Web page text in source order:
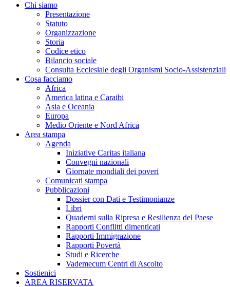
Chi siamo
Presentazione
Statuto
Organizzazione
Storia
Codice etico
Bilancio sociale
Consulta Ecclesiale degli Organismi Socio-Assistenziali
Cosa facciamo
Africa
America latina e Caraibi
Asia e Oceania
Europa
Medio Oriente e Nord Africa
Area stampa
Agenda
Iniziative Caritas italiana
Convegni nazionali
Giornate mondiali dei poveri
Comunicati stampa
Pubblicazioni
Dossier con Dati e Testimonianze
Libri
Quaderni sulla Ripresa e Resilienza del Paese
Rapporti Conflitti dimenticati
Rapporti Immigrazione
Rapporti Povertà
Studi e Ricerche
Vademecum Centri di Ascolto
Sostienici
AREA RISERVATA